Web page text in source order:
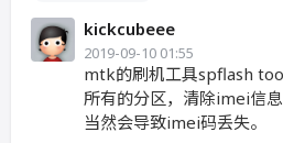
kickcubeee
2019-09-10 01:55
mtk的刷机工具spflash
所有的分区，清除imei信息
当然会导致imei码丢失。